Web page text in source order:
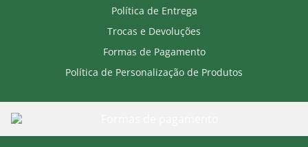
Política de Entrega
Trocas e Devoluções
Formas de Pagamento
Política de Personalização de Produtos